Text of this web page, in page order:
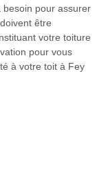
pour assurer
être
votre toiture
pour vous
à votre toit à Fey